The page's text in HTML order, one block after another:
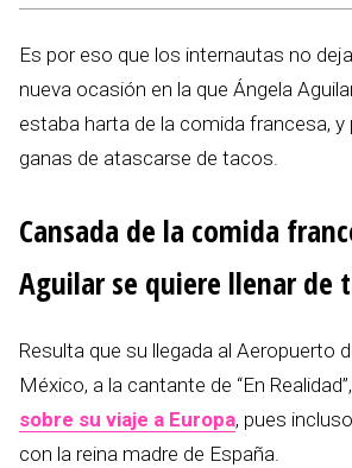
Es por eso que los internautas no
nueva ocasión en la que Ángela
estaba harta de la comida francesa,
ganas de atascarse de tacos.
Cansada de la comida
Aguilar se quiere llenar de
Resulta que su llegada al Aeropuerto
México, a la cantante de “En
sobre su viaje a Europa, pues
con la reina madre de España.